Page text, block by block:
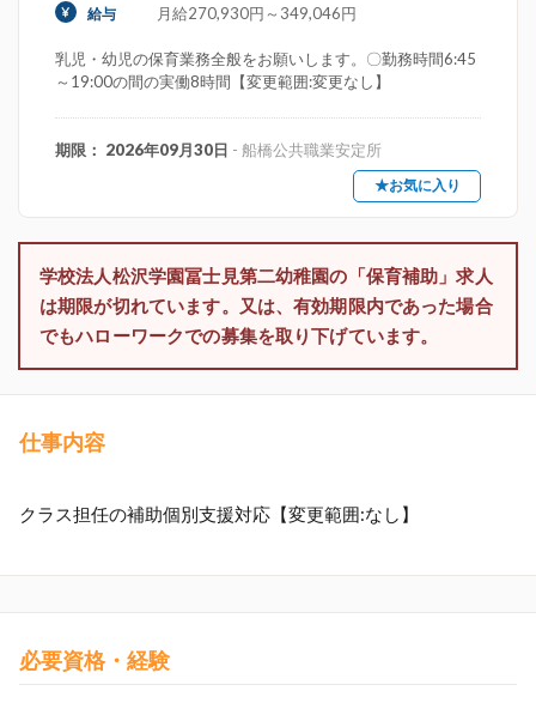
給与 月給270,930円～349,046円
乳児・幼児の保育業務全般をお願いします。〇勤務時間6:45
～19:00の間の実働8時間【変更範囲:変更なし】
期限： 2026年09月30日 - 船橋公共職業安定所
★お気に入り
学校法人松沢学園冨士見第二幼稚園の「保育補助」求人
は期限が切れています。又は、有効期限内であった場合
でもハローワークでの募集を取り下げています。
仕事内容
クラス担任の補助個別支援対応【変更範囲:なし】
必要資格・経験